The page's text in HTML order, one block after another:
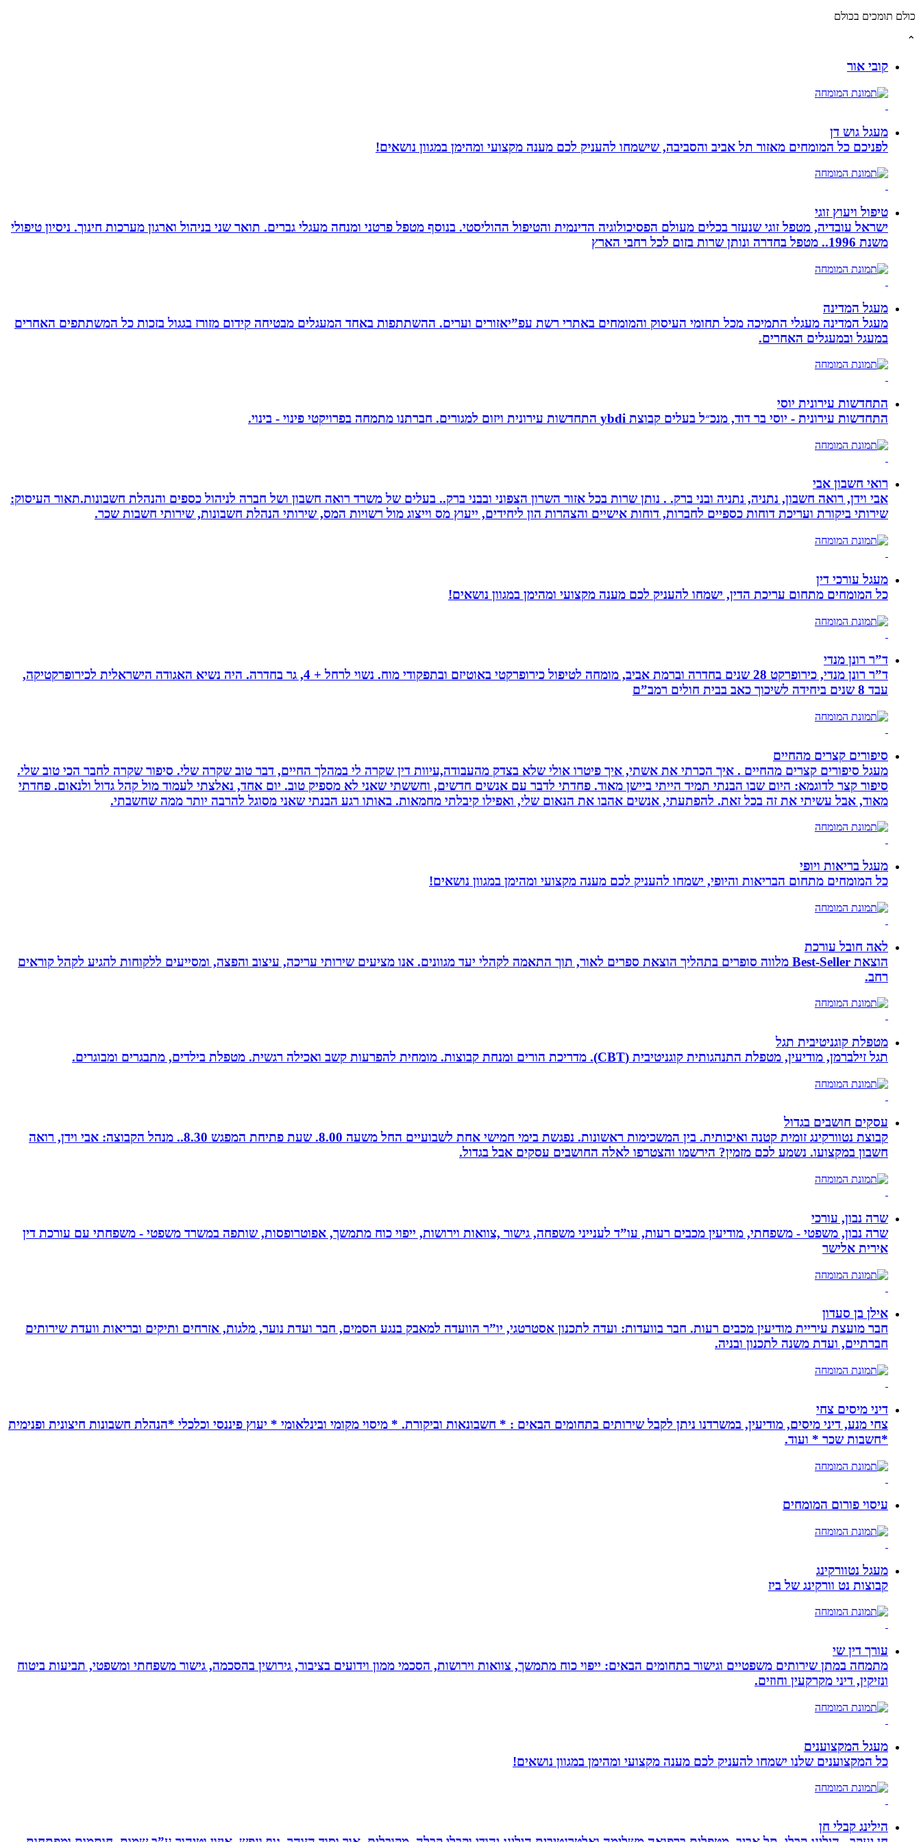
כולם תומכים בכולם
⌃
קובי אור
מעגל גוש דן
לפניכם כל המומחים מאזור תל אביב והסביבה, שישמחו להעניק לכם מענה מקצועי ומהימן במגוון נושאים!
טיפול ויעוץ זוגי
ישראל עובדיה, מטפל זוגי שנעזר בכלים מעולם הפסיכולוגיה הדינמית והטיפול ההוליסטי. בנוסף מטפל פרטני ומנחה מעגלי גברים. תואר שני בניהול וארגון מערכות חינוך. ניסיון טיפולי
משנת 1996.. מטפל בחדרה ונותן שרות בזום לכל רחבי הארץ
מעגל המדינה
מעגל המדינה מעגלי התמיכה מכל תחומי העיסוק והמומחים באתרי רשת עפ”יאזורים וערים. ההשתתפות באחד המעגלים מבטיחה קידום מזורז בגגול בזכות כל המשתתפים האחרים
במעגל ובמעגלים האחרים.
התחדשות עירונית יוסי
התחדשות עירונית - יוסי בר דוד, מנכ״ל בעלים קבוצת ybdi התחדשות עירונית ויזום למגורים. חברתנו מתמחה בפרויקטי פינוי - בינוי.
רואי חשבון אבי
אבי וידן, רואה חשבון, נתניה, נתניה ובני ברק. . נותן שרות בכל אזור השרון הצפוני ובבני ברק.. בעלים של משרד רואה חשבון ושל חברה לניהול כספים והנהלת חשבונות.תאור העיסוק:
שירותי ביקורת ועריכת דוחות כספיים לחברות, דוחות אישיים והצהרות הון ליחידים, ייעוץ מס וייצוג מול רשויות המס, שירותי הנהלת חשבונות, שירותי חשבות שכר.
מעגל עורכי דין
כל המומחים מתחום עריכת הדין, ישמחו להעניק לכם מענה מקצועי ומהימן במגוון נושאים!
ד”ר רונן מנדי
ד”ר רונן מנדי, כירופרקט 28 שנים בחדרה וברמת אביב, מומחה לטיפול כירופרקטי באוטיזם ובתפקודי מוח. נשוי לרחל + 4, גר בחדרה. היה נשיא האגודה הישראלית לכירופרקטיקה,
עבד 8 שנים ביחידה לשיכוך כאב בבית חולים רמב”ם
סיפורים קצרים מהחיים
מעגל סיפורים קצרים מהחיים . איך הכרתי את אשתי, איך פיטרו אולי שלא בצדק מהעבודה,עיוות דין שקרה לי במהלך החיים, דבר טוב שקרה שלי. סיפור שקרה לחבר הכי טוב שלי.
סיפור קצר לדוגמא: היום שבו הבנתי תמיד הייתי ביישן מאוד. פחדתי לדבר עם אנשים חדשים, וחששתי שאני לא מספיק טוב. יום אחד, נאלצתי לעמוד מול קהל גדול ולנאום. פחדתי
מאוד, אבל עשיתי את זה בכל זאת. להפתעתי, אנשים אהבו את הנאום שלי, ואפילו קיבלתי מחמאות. באותו רגע הבנתי שאני מסוגל להרבה יותר ממה שחשבתי.
מעגל בריאות ויופי
כל המומחים מתחום הבריאות והיופי, ישמחו להעניק לכם מענה מקצועי ומהימן במגוון נושאים!
לאה חובל עורכת
הוצאת Best-Seller מלווה סופרים בתהליך הוצאת ספרים לאור, תוך התאמה לקהלי יעד מגוונים. אנו מציעים שירותי עריכה, עיצוב והפצה, ומסייעים ללקוחות להגיע לקהל קוראים
רחב.
מטפלת קוגניטיבית תגל
תגל זילברמן, מודיעין, מטפלת התנהגותית קוגניטיבית (CBT). מדריכת הורים ומנחת קבוצות. מומחית להפרעות קשב ואכילה רגשית. מטפלת בילדים, מתבגרים ומבוגרים.
עסקים חושבים בגדול
קבוצת נטוורקינג זומית קטנה ואיכותית. בין המשכימות ראשונות. נפגשת בימי חמישי אחת לשבועיים החל משעה 8.00. שעת פתיחת המפגש 8.30.. מנהל הקבוצה: אבי וידן, רואה
חשבון במקצועו. נשמע לכם מזמין? הירשמו והצטרפו לאלה החושבים עסקים אבל בגדול.
שרה נבון, עורכי
שרה נבון, משפטי - משפחתי, מודיעין מכבים רעות, עו”ד לענייני משפחה, גישור ,צוואות וירושות, ייפוי כוח מתמשך, אפוטרופסות, שותפה במשרד משפטי - משפחתי עם עורכת דין
אירית אלישר
אילן בן סעדון
חבר מועצת עיריית מודיעין מכבים רעות. חבר בוועדות: ועדה לתכנון אסטרטגי, יו”ר הוועדה למאבק בנגע הסמים, חבר ועדת נוער, מלגות, אזרחים ותיקים ובריאות וועדת שירותים
חברתיים, ועדת משנה לתכנון ובניה.
דיני מיסים צחי
צחי מנע, דיני מיסים, מודיעין, במשרדנו ניתן לקבל שירותים בתחומים הבאים : * חשבונאות וביקורת. * מיסוי מקומי ובינלאומי * יעוץ פיננסי וכלכלי *הנהלת חשבונות חיצונית ופנימית
*חשבות שכר * ועוד.
עיסוי פורום המומחים
מעגל נטוורקינג
קבוצות נט וורקינג של ביז
עורך דין שי
מתמחה במתן שירותים משפטיים וגישור בתחומים הבאים: ייפוי כוח מתמשך, צוואות וירושות, הסכמי ממון וידועים בציבור, גירושין בהסכמה, גישור משפחתי ומשפטי, תביעות ביטוח
ונזיקין, דיני מקרקעין וחוזים.
מעגל המקצוענים
כל המקצוענים שלנו ישמחו להעניק לכם מענה מקצועי ומהימן במגוון נושאים!
הילינג קבלי חן